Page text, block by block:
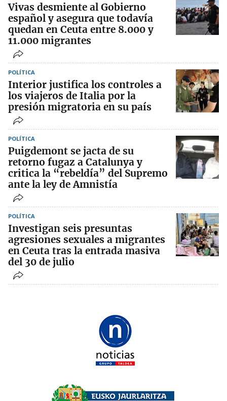
Vivas desmiente al Gobierno
español y asegura que todavía
quedan en Ceuta entre 8.000 y
11.000 migrantes
POLÍTICA
Interior justifica los controles a
los viajeros de Italia por la
presión migratoria en su país
POLÍTICA
Puigdemont se jacta de su
retorno fugaz a Catalunya y
critica la “rebeldía” del Supremo
ante la ley de Amnistía
POLÍTICA
Investigan seis presuntas
agresiones sexuales a migrantes
en Ceuta tras la entrada masiva
del 30 de julio